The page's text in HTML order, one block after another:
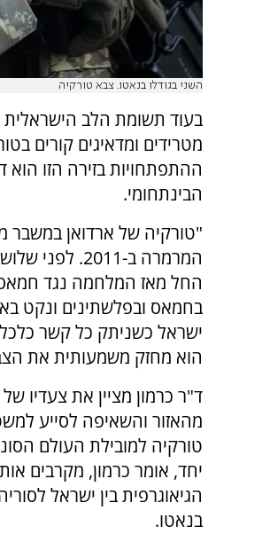
השני בגודלו בנאטו. צבא טורקיה
בעוד תשומת הלב הישראלית
מטרידים ומדאיגים קורים
ההתפתחויות בזירה הזו הוא
הבינתחומי.
"טורקיה של ארדואן
המרמרה ב-
החל מאז המלחמה נגד
בחמאס ובפלשתינים ונקט
ישראל כשניתק כל קשר
הוא מחזק משמעותית את
ד"ר כרמון מציין את צעדיו
מהאזור והשאיפה לסייע
טורקיה למובילת העולם
יחד, אומר כרמון, מקרבים
הגיאוגרפית בין ישראל
בנאטו.